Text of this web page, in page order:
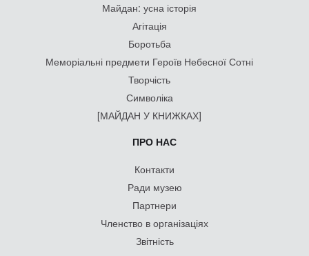
Майдан: усна історія
Агітація
Боротьба
Меморіальні предмети Героїв Небесної Сотні
Творчість
Символіка
[МАЙДАН У КНИЖКАХ]
ПРО НАС
Контакти
Ради музею
Партнери
Членство в організаціях
Звітність